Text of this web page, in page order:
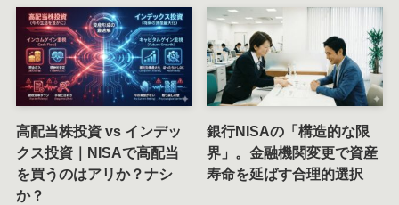
高配当株投資 vs インデッ
クス投資｜NISAで高配当
を買うのはアリか？ナシ
か？
銀行NISAの「構造的な限
界」。金融機関変更で資産
寿命を延ばす合理的選択